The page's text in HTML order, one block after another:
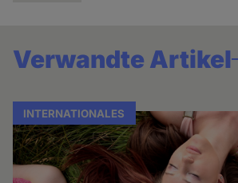
Verwandte Artikel
INTERNATIONALES